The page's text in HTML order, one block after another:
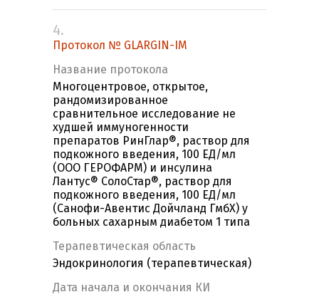
4.
Протокол № GLARGIN-IM
Название протокола
Многоцентровое, открытое,
рандомизированное
сравнительное исследование не
худшей иммуногенности
препаратов РинГлар®, раствор для
подкожного введения, 100 ЕД/мл
(ООО ГЕРОФАРМ) и инсулина
Лантус® СолоСтар®, раствор для
подкожного введения, 100 ЕД/мл
(Санофи-Авентис Дойчланд ГмбХ) у
больных сахарным диабетом 1 типа
Терапевтическая область
Эндокринология (терапевтическая)
Дата начала и окончания КИ